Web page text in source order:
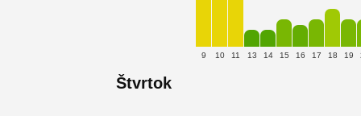
9 10 11 13 14 15 16 17 18 19
Štvrtok